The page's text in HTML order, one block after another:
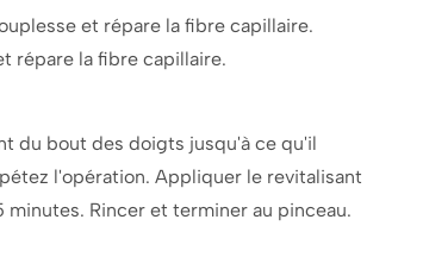
et répare la fibre capillaire.
répare la fibre capillaire.
du bout des doigts jusqu'à ce qu'il
l'opération. Appliquer le revitalisant
Rincer et terminer au pinceau.